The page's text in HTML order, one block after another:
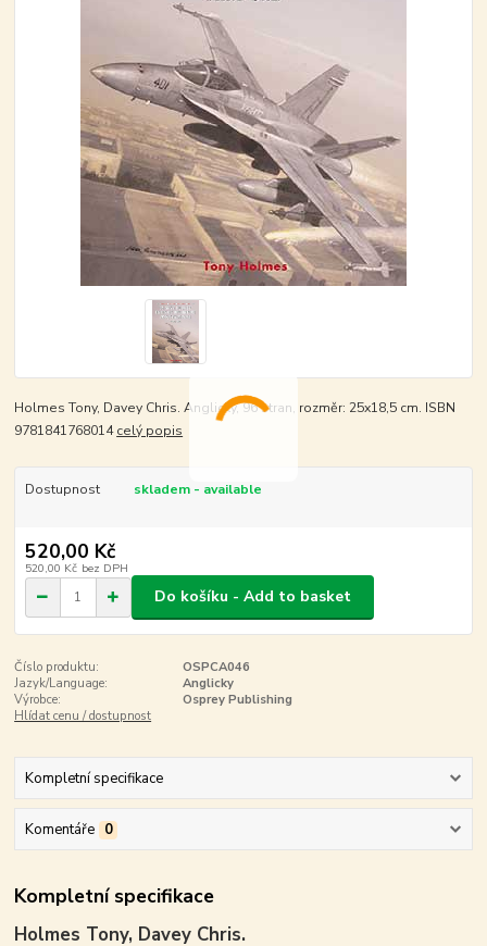
Holmes Tony, Davey Chris. Anglicky, 96 stran, rozměr: 25x18,5 cm. ISBN
9781841768014celý popis
Dostupnost skladem - available
520,00 Kč
520,00 Kč bez DPH
Do košíku - Add to basket
Číslo produktu:
OSPCA046
Jazyk/Language:
Anglicky
Výrobce:
Osprey Publishing
Hlídat cenu / dostupnost
Kompletní specifikace
Komentáře 0
Kompletní specifikace
Holmes Tony, Davey Chris.